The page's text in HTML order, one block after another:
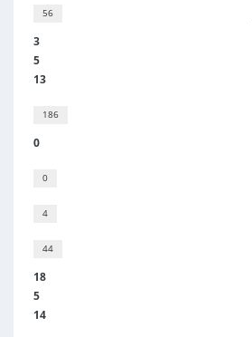
56
3
5
13
186
0
0
4
44
18
5
14